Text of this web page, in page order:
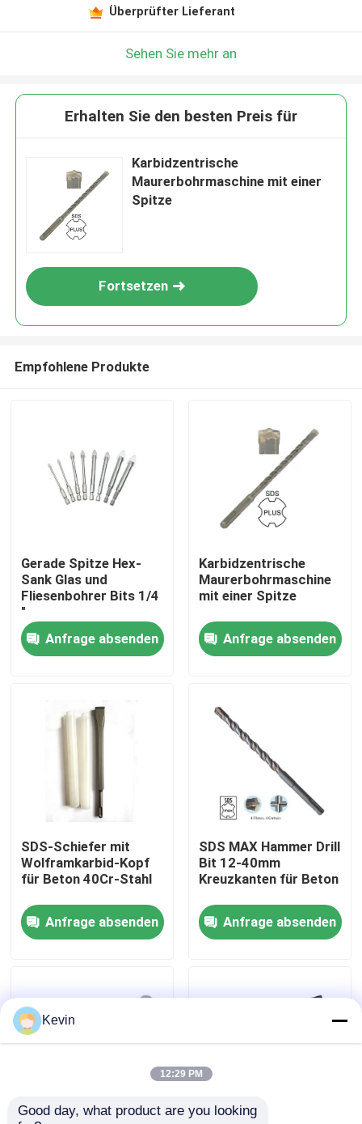
Haus
Fabrik-Ausflug
Qualitätskontrolle
Treten Sie mit uns in Verbindung
Fordern Sie ein Zitat
Höhenflossenstations-Bohrer
Steinbohrer
Überprüfter Lieferant
Sehen Sie mehr an
Erhalten Sie den besten Preis für
Karbidzentrische
Maurerbohrmaschine mit einer
Spitze
Fortsetzen
Empfohlene Produkte
Gerade Spitze Hex-
Sank Glas und
Fliesenbohrer Bits 1/4
"
Anfrage absenden
Karbidzentrische
Maurerbohrmaschine
mit einer Spitze
Anfrage absenden
SDS-Schiefer mit
Wolframkarbid-Kopf
für Beton 40Cr-Stahl
Anfrage absenden
SDS MAX Hammer Drill
Bit 12-40mm
Kreuzkanten für Beton
Anfrage absenden
Kevin
12:29 PM
Good day, what product are you looking